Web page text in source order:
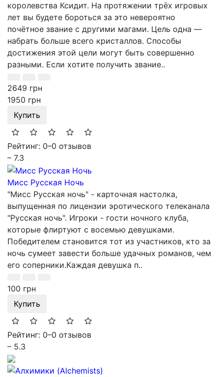
королевства Ксидит. На протяжении трёх игровых
лет вы будете бороться за это невероятно
почётное звание с другими магами. Цель одна —
набрать больше всего кристаллов. Способы
достижения этой цели могут быть совершенно
разными. Если хотите получить звание..
2649 грн
1950 грн
Купить
Рейтинг: 0–0 отзывов
– 7.3
Мисс Русская Ночь
"Мисс Русская ночь" - карточная настолка,
выпущенная по лицензии эротического телеканала
"Русская ночь". Игроки - гости ночного клуба,
которые флиртуют с восемью девушками.
Победителем становится тот из участников, кто за
ночь сумеет завести больше удачных романов, чем
его соперники.Каждая девушка п..
100 грн
Купить
Рейтинг: 0–0 отзывов
– 5.3